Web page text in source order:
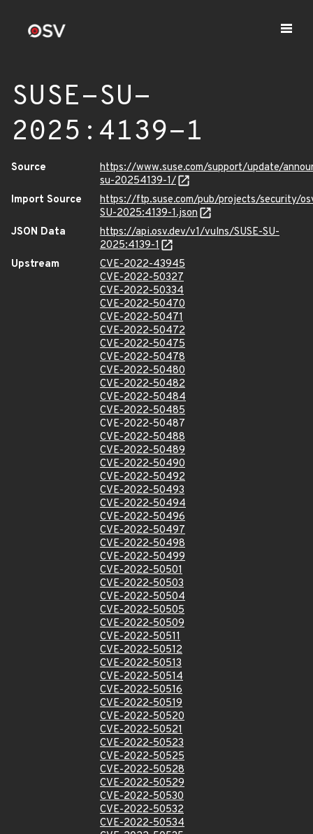
SUSE-SU-
2025:4139-1
Source
https://www.suse.com/support/update/
su-20254139-1/
Import Source
https://ftp.suse.com/pub/projects/security/
SU-2025:4139-1.json
JSON Data
https://api.osv.dev/v1/vulns/SUSE-SU-
2025:4139-1
Upstream
CVE-2022-43945
CVE-2022-50327
CVE-2022-50334
CVE-2022-50470
CVE-2022-50471
CVE-2022-50472
CVE-2022-50475
CVE-2022-50478
CVE-2022-50480
CVE-2022-50482
CVE-2022-50484
CVE-2022-50485
CVE-2022-50487
CVE-2022-50488
CVE-2022-50489
CVE-2022-50490
CVE-2022-50492
CVE-2022-50493
CVE-2022-50494
CVE-2022-50496
CVE-2022-50497
CVE-2022-50498
CVE-2022-50499
CVE-2022-50501
CVE-2022-50503
CVE-2022-50504
CVE-2022-50505
CVE-2022-50509
CVE-2022-50511
CVE-2022-50512
CVE-2022-50513
CVE-2022-50514
CVE-2022-50516
CVE-2022-50519
CVE-2022-50520
CVE-2022-50521
CVE-2022-50523
CVE-2022-50525
CVE-2022-50528
CVE-2022-50529
CVE-2022-50530
CVE-2022-50532
CVE-2022-50534